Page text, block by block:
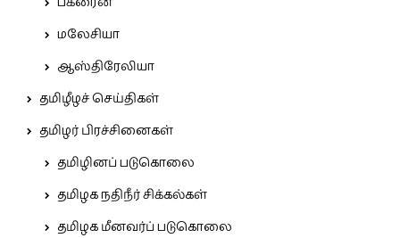
மலேசியா
ஆஸ்திரேலியா
தமிழீழச் செய்திகள்
தமிழர் பிரச்சினைகள்
தமிழினப் படுகொலை
தமிழக நதிநீர் சிக்கல்கள்
தமிழக மீனவர்ப் படுகொலை